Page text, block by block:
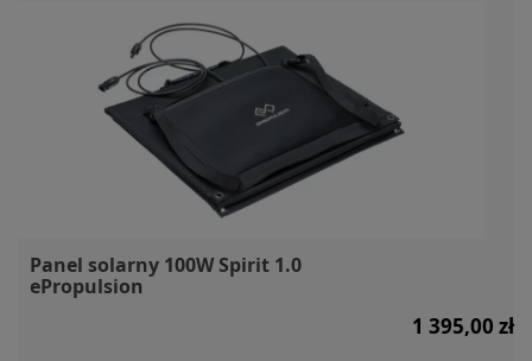
Panel solarny 100W Spirit 1.0
ePropulsion
1 395,00 zł